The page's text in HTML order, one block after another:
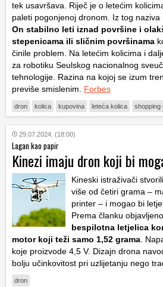
tek usavršava. Riječ je o letećim
paleti pogonjenoj dronom. Iz tog naziva
On stabilno leti iznad površine i
stepenicama ili sličnim površinama
činile problem. Na letećim kolicima i
za robotiku Seulskog nacionalnog
tehnologije. Razina na kojoj se izum
previše smislenim. Forbes
dron kolica kupovina leteća kolica shopping
29.07.2024. (18:00)
Lagan kao papir
Kinezi imaju dron koji bi
Kineski istraživači
više od četiri grama –
printer – i mogao bi
Prema članku
bespilotna letjelica
motor koji teži samo 1,52 grama .
koje proizvode 4,5 V. Dizajn drona
bolju učinkovitost pri uzlijetanju nego
dron